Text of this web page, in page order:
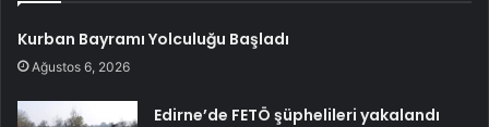
Kurban Bayramı Yolculuğu Başladı
Ağustos 6, 2026
Edirne’de FETÖ şüphelileri yakalandı